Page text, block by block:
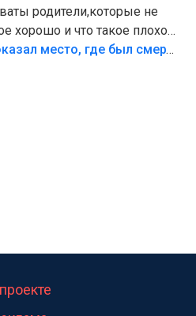
родители,которые не
хорошо и что такое плохо!
безумия,есть же
«Попал на пику»: СК показал место, где был смертельно травмирован ребенок в Тольятти